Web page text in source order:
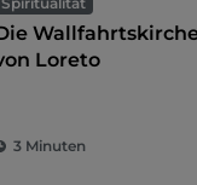
Loreto
3 Minuten